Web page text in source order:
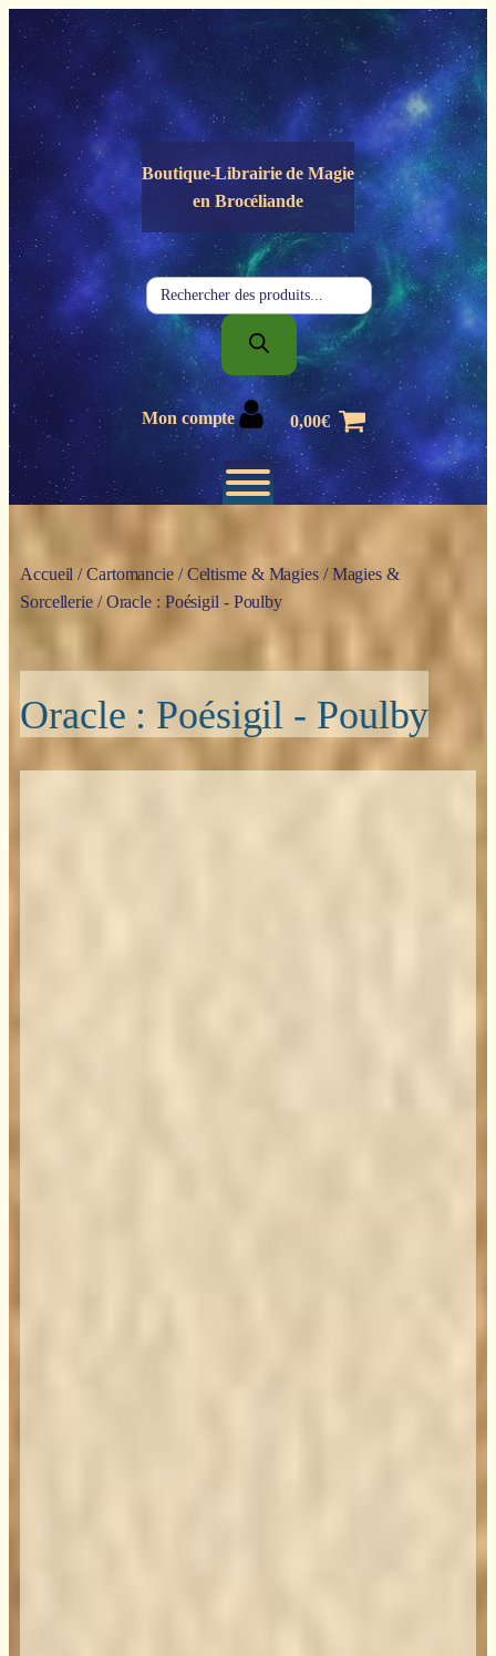
Panneau de gestion des cookies
Boutique-Librairie deMagie
en Brocéliande
Recherche
de
produits
Mon compte 0,00€
Accueil /Cartomancie/Celtisme & Magies/Magies &
Sorcellerie/ Oracle : Poésigil - Poulby
Oracle : Poésigil - Poulby